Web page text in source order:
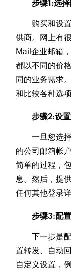
步骤1:选择
购买和设置
供商。网上有
Mail企业邮箱
都以不同的价
同的业务需求
和比较各种选
步骤2:设置
一旦您选择
的公司邮箱帐
简单的过程，
息。然后，提
任何其他登录
步骤3:配置
下一步是配
置转发、自动
自定义设置，